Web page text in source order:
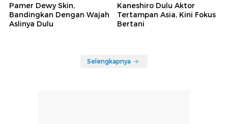
Pamer Dewy Skin,
Bandingkan Dengan Wajah
Aslinya Dulu
Kaneshiro Dulu Aktor
Tertampan Asia, Kini Fokus
Bertani
Selengkapnya